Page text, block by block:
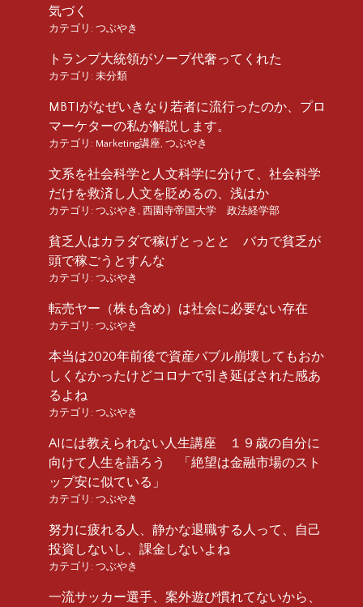
気づく
カテゴリ: つぶやき
トランプ大統領がソープ代奢ってくれた
カテゴリ: 未分類
MBTIがなぜいきなり若者に流行ったのか、プロ
マーケターの私が解説します。
カテゴリ: Marketing講座 つぶやき
文系を社会科学と人文科学に分けて、社会科学
だけを救済し人文を貶めるの、浅はか
カテゴリ: つぶやき 西園寺帝国大学 政法経学部
貧乏人はカラダで稼げとっとと バカで貧乏が
頭で稼ごうとすんな
カテゴリ: つぶやき
転売ヤー（株も含め）は社会に必要ない存在
カテゴリ: つぶやき
本当は2020年前後で資産バブル崩壊してもおか
しくなかったけどコロナで引き延ばされた感あ
るよね
カテゴリ: つぶやき
AIには教えられない人生講座 １９歳の自分に
向けて人生を語ろう 「絶望は金融市場のスト
ップ安に似ている」
カテゴリ: つぶやき
努力に疲れる人、静かな退職する人って、自己
投資しないし、課金しないよね
カテゴリ: つぶやき
一流サッカー選手、案外遊び慣れてないから、